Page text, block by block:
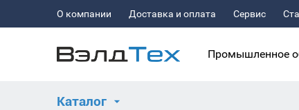
О компании Доставка и оплата Сервис
Промышленное
Каталог